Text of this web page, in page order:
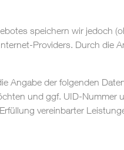
speichern wir jedoch
Providers. Durch die
Angabe der folgenden
und ggf. UID-Nummer
vereinbarter